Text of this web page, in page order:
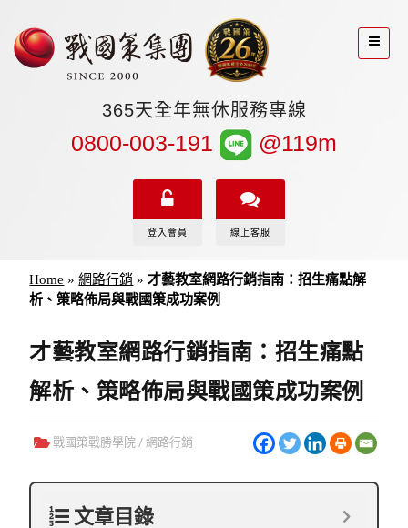
365天全年無休服務專線
0800-003-191 @119m
登入會員 線上客服
Home »網路行銷 »才藝教室網路行銷指南：招生痛點解
析、策略佈局與戰國策成功案例
才藝教室網路行銷指南：招生痛點
解析、策略佈局與戰國策成功案例
戰國策戰勝學院 /網路行銷
文章目錄